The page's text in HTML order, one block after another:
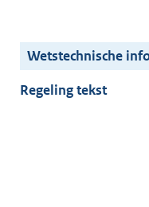
Wetstechnische
Regeling tekst